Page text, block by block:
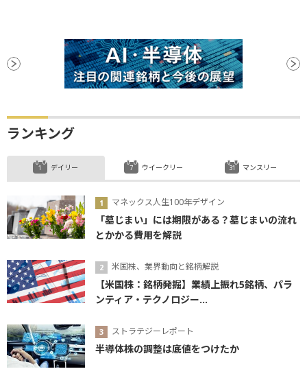
ランキング
デイリー
マネックス人生100年デザイン
「墓じまい」には期限がある？墓じまいの流れ
とかかる費用を解説
米国株、業界動向と銘柄解説
【米国株：銘柄発掘】業績上振れ5銘柄、パラ
ンティア・テクノロジー...
ストラテジーレポート
半導体株の調整は底値をつけたか
ウイークリー マンスリー